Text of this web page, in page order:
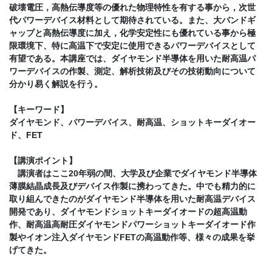
破壊電圧，高熱伝導度等の優れた物理特性を有する事から，次世
代パワーデバイス材料として期待されている。また、大バンドギ
ャップと高熱伝導度に加え，化学安定性にも優れている事から極
限環境下、特に高温下で安定に使用できるパワーデバイスとして
有望である。本講座では、ダイヤモンド半導体を用いた耐高温パ
ワーデバイスの作製、測定、解析技術及びその技術動向について
分かり易く解説を行う。
【キーワード】
ダイヤモンド、パワーデバイス、耐高温、ショットキーダイオー
ド、FET
【講演ポイント】
講演者はここ20年弱の間、大学及び企業でダイヤモンド半導体
薄膜結晶成長及びデバイス作製に携わってきた。中でも精力的に
取り組んできたのがダイヤモンド半導体を用いた耐高温デバイス
開発であり、ダイヤモンドショットキーダイオードの超高温動
作、耐高温高耐圧ダイヤモンドパワーショットキーダイオード作
製やイオン注入ダイヤモンドFETの高温動作等、様々の成果を挙
げてきた。